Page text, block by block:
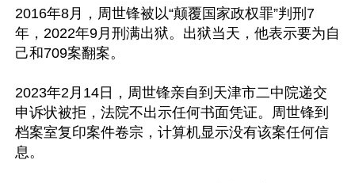
2016年8月，周世锋被以“颠覆国家政权罪”判刑7
年，2022年9月刑满出狱。出狱当天，他表示要为自
己和709案翻案。
2023年2月14日，周世锋亲自到天津市二中院递交
申诉状被拒，法院不出示任何书面凭证。周世锋到
档案室复印案件卷宗，计算机显示没有该案任何信
息。